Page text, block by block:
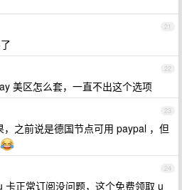
21
22
美区怎么套，一直不出这个选项
23
之前说是德国节点可用 paypal ，但
24
卡正常订阅没问题，这个免费领取 u